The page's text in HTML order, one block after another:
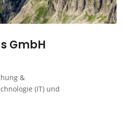
GmbH
&
(IT) und